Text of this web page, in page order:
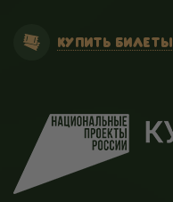
КУПИТЬ БИЛЕТЫ